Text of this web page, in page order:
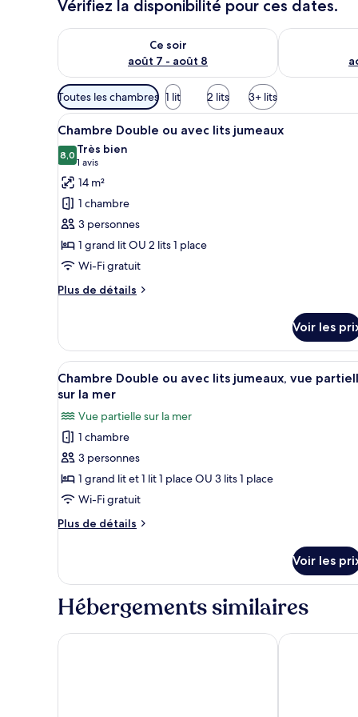
Vérifiez la disponibilité pour ces dates.
Ce soir
août 7 - août 8
Vérifier la disponibilité pour ce soir août 7 - août 8
Vérifier la
Filtres
disponibles
pour
les
chambres
Toutes les chambres 1 lit 2 lits 3+ lits
Afficher
toutes
les
photos
pour
ce
type
de
chambre :
Chambre
avec
lits
jumeaux
Une chambre à coucher
5
Chambre Double ou avec lits jumeaux
8,08,0 sur 10
Très bien
1 avis
(1 avis)
14 m²
1 chambre
3 personnes
1 grand lit OU 2 lits 1 place
Wi-Fi gratuit
Plus de détails
Plus
le
type
de
chambre
Double
ou
avec
lits
jumeaux
Voir les
Afficher
toutes
photos
pour
ce
type
de
chambre :
Chambre
ou
avec
lits
vue
Une chambre d’hôtel avec
5
Chambre Double ou avec lits jumeaux, vue
sur la mer
Vue partielle sur la mer
1 chambre
3 personnes
1 grand lit et 1 lit 1 place OU 3 lits 1 place
Wi-Fi gratuit
Plus de détails
Plus
le
type
de
Chambre
Voir les
Hébergements similaires
Grand Hotel Villa Balbi Grande